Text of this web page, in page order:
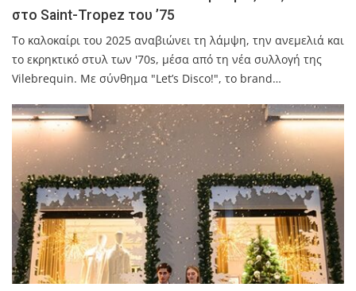
στο Saint-Tropez του ’75
Το καλοκαίρι του 2025 αναβιώνει τη λάμψη, την ανεμελιά και
το εκρηκτικό στυλ των '70s, μέσα από τη νέα συλλογή της
Vilebrequin. Με σύνθημα "Let’s Disco!", το brand…